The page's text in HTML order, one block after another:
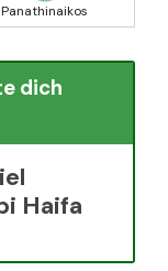
Panathinaikos
dich
Haifa